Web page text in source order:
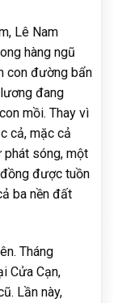
Lê Nam
hàng ngũ
con đường bẩn
đang
mồi. Thay vì
cả, mặc cả
sóng, một
được tuồn
ba nền đất
Tháng
Cửa Cạn,
Lần này,